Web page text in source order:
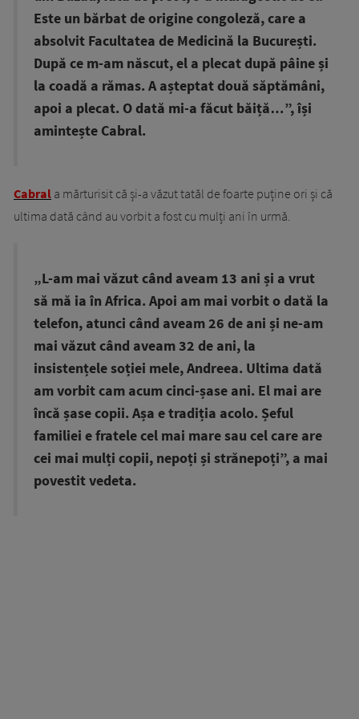
Este un bărbat de origine congoleză, care a
absolvit Facultatea de Medicină la București.
După ce m-am născut, el a plecat după pâine și
la coadă a rămas. A așteptat două săptămâni,
apoi a plecat. O dată mi-a făcut băiță…”, își
amintește Cabral.
Cabral a mărturisit că și-a văzut tatăl de foarte puține ori și că
ultima dată când au vorbit a fost cu mulți ani în urmă.
„L-am mai văzut când aveam 13 ani și a vrut
să mă ia în Africa. Apoi am mai vorbit o dată la
telefon, atunci când aveam 26 de ani și ne-am
mai văzut când aveam 32 de ani, la
insistențele soției mele, Andreea. Ultima dată
am vorbit cam acum cinci-șase ani. El mai are
încă șase copii. Așa e tradiția acolo. Șeful
familiei e fratele cel mai mare sau cel care are
cei mai mulți copii, nepoți și strănepoți”, a mai
povestit vedeta.